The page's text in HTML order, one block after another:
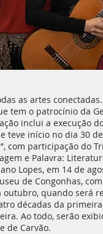
as artes
tem o patrocínio da
inclui a execução
teve início no dia 30
com participação do
e Palavra:
Lopes, em 14 de
de Congonhas,
quando será
décadas da
Ao todo, serão
de Carvão.